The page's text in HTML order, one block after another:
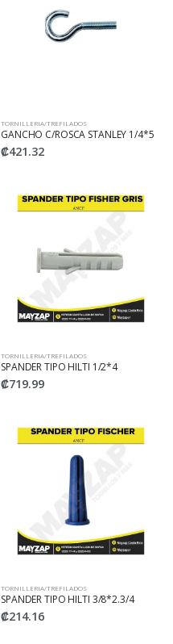
TORNILLERIA/TREFILADOS
GANCHO C/ROSCA STANLEY 1/4*5
₡421.32
TORNILLERIA/TREFILADOS
SPANDER TIPO HILTI 1/2*4
₡719.99
TORNILLERIA/TREFILADOS
SPANDER TIPO HILTI 3/8*2.3/4
₡214.16